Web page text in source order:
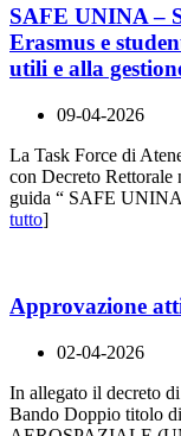
SAFE UNINA –
Erasmus e
utili e alla
09-04-2026
La Task Force di
con Decreto Rettorale
guida “ SAFE UNINA
tutto]
Approvazione
02-04-2026
In allegato il decreto
Bando Doppio titolo